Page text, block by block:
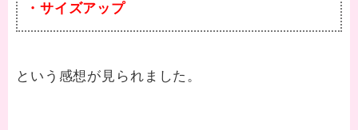
・サイズアップ
という感想が見られました。